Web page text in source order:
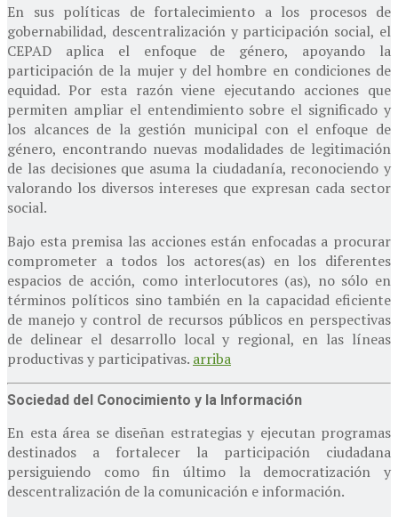
En sus políticas de fortalecimiento a los procesos de
gobernabilidad, descentralización y participación social, el
CEPAD aplica el enfoque de género, apoyando la
participación de la mujer y del hombre en condiciones de
equidad. Por esta razón viene ejecutando acciones que
permiten ampliar el entendimiento sobre el significado y
los alcances de la gestión municipal con el enfoque de
género, encontrando nuevas modalidades de legitimación
de las decisiones que asuma la ciudadanía, reconociendo y
valorando los diversos intereses que expresan cada sector
social.
Bajo esta premisa las acciones están enfocadas a procurar
comprometer a todos los actores(as) en los diferentes
espacios de acción, como interlocutores (as), no sólo en
términos políticos sino también en la capacidad eficiente
de manejo y control de recursos públicos en perspectivas
de delinear el desarrollo local y regional, en las líneas
productivas y participativas. arriba
Sociedad del Conocimiento y la Información
En esta área se diseñan estrategias y ejecutan programas
destinados a fortalecer la participación ciudadana
persiguiendo como fin último la democratización y
descentralización de la comunicación e información.